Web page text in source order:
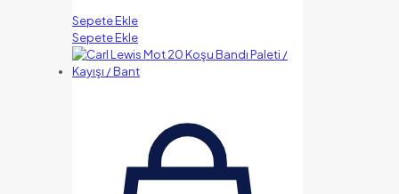
Sepete Ekle
Sepete Ekle